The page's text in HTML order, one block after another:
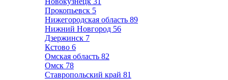
Прокопьевск 5
Нижегородская область 89
Нижний Новгород 56
Дзержинск 7
Кстово 6
Омская область 82
Омск 78
Ставропольский край 81